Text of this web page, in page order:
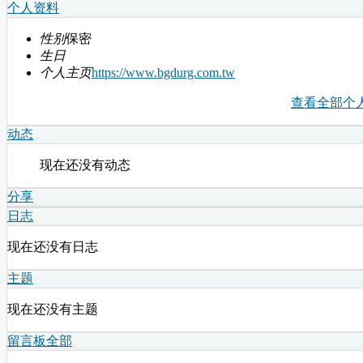
个人资料
性别保密
生日
个人主页https://www.bgdurg.com.tw
查看全部个
动态
现在还没有动态
分享
日志
现在还没有日志
主题
现在还没有主题
留言板全部